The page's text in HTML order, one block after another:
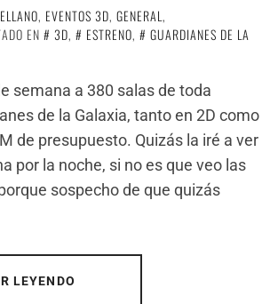
, EVENTOS 3D, GENERAL,
EN 3D, ESTRENO,
GUARDIANES DE LA
semana a 380 salas de toda
de la Galaxia, tanto en 2D como
de presupuesto. Quizás la iré a ver
por la noche, si no es que veo las
sospecho de que quizás
LEYENDO